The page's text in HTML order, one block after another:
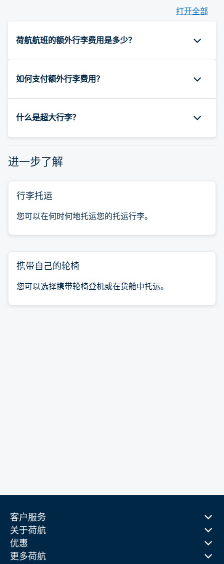
打开全部
荷航航班的额外行李费用是多少？
如何支付额外行李费用？
什么是超大行李？
进一步了解
行李托运
您可以在何时何地托运您的托运行李。
携带自己的轮椅
您可以选择携带轮椅登机或在货舱中托运。
客户服务
关于荷航
优惠
更多荷航